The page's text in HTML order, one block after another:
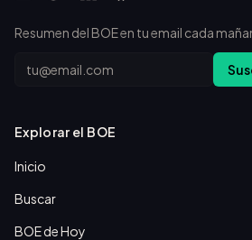
Resumen del BOE en tu email cada
Email
Explorar el BOE
Inicio
Buscar
BOE de Hoy